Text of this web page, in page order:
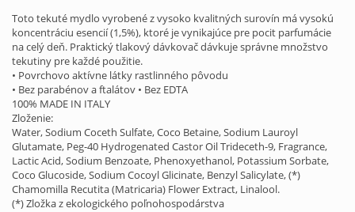
Toto tekuté mydlo vyrobené z vysoko kvalitných surovín má vysokú
koncentráciu esencií (1,5%), ktoré je vynikajúce pre pocit parfumácie
na celý deň. Praktický tlakový dávkovač dávkuje správne množstvo
tekutiny pre každé použitie.
• Povrchovo aktívne látky rastlinného pôvodu
• Bez parabénov a ftalátov • Bez EDTA
100% MADE IN ITALY
Zloženie:
Water, Sodium Coceth Sulfate, Coco Betaine, Sodium Lauroyl
Glutamate, Peg-40 Hydrogenated Castor Oil Trideceth-9, Fragrance,
Lactic Acid, Sodium Benzoate, Phenoxyethanol, Potassium Sorbate,
Coco Glucoside, Sodium Cocoyl Glicinate, Benzyl Salicylate, (*)
Chamomilla Recutita (Matricaria) Flower Extract, Linalool.
(*) Zložka z ekologického poľnohospodárstva